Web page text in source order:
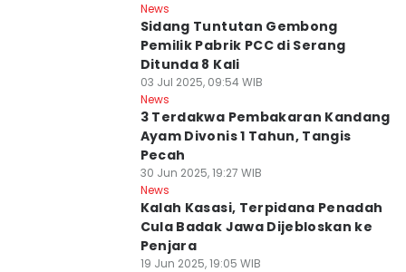
News
Sidang Tuntutan Gembong
Pemilik Pabrik PCC di Serang
Ditunda 8 Kali
03 Jul 2025, 09:54 WIB
News
3 Terdakwa Pembakaran Kandang
Ayam Divonis 1 Tahun, Tangis
Pecah
30 Jun 2025, 19:27 WIB
News
Kalah Kasasi, Terpidana Penadah
Cula Badak Jawa Dijebloskan ke
Penjara
19 Jun 2025, 19:05 WIB